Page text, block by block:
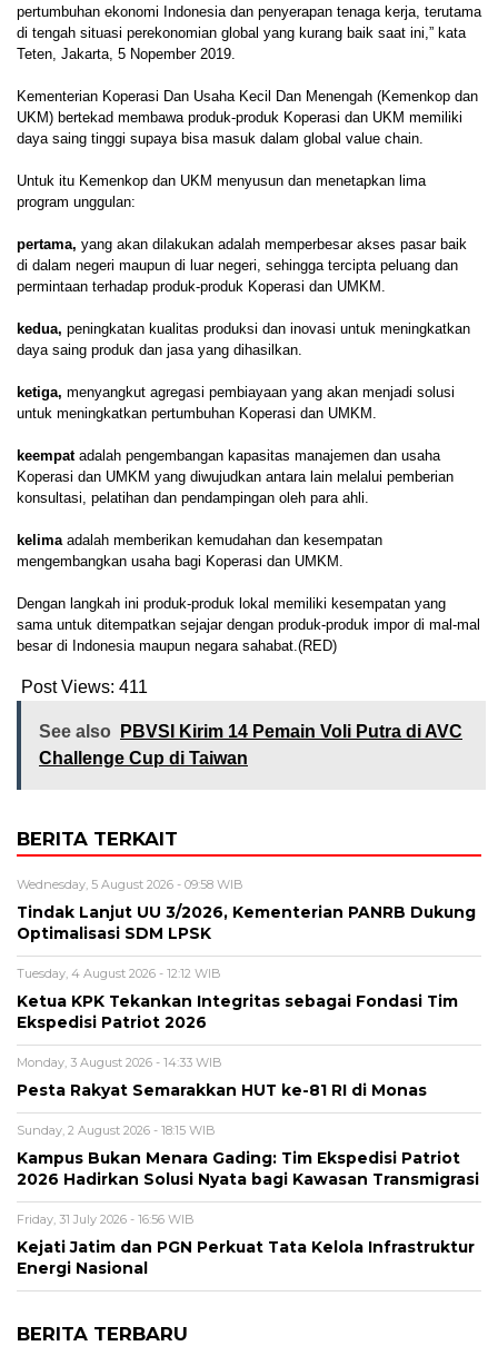
pertumbuhan ekonomi Indonesia dan penyerapan tenaga kerja, terutama
di tengah situasi perekonomian global yang kurang baik saat ini,” kata
Teten, Jakarta, 5 Nopember 2019.
Kementerian Koperasi Dan Usaha Kecil Dan Menengah (Kemenkop dan
UKM) bertekad membawa produk-produk Koperasi dan UKM memiliki
daya saing tinggi supaya bisa masuk dalam global value chain.
Untuk itu Kemenkop dan UKM menyusun dan menetapkan lima
program unggulan:
pertama, yang akan dilakukan adalah memperbesar akses pasar baik
di dalam negeri maupun di luar negeri, sehingga tercipta peluang dan
permintaan terhadap produk-produk Koperasi dan UMKM.
kedua, peningkatan kualitas produksi dan inovasi untuk meningkatkan
daya saing produk dan jasa yang dihasilkan.
ketiga, menyangkut agregasi pembiayaan yang akan menjadi solusi
untuk meningkatkan pertumbuhan Koperasi dan UMKM.
keempatadalah pengembangan kapasitas manajemen dan usaha
Koperasi dan UMKM yang diwujudkan antara lain melalui pemberian
konsultasi, pelatihan dan pendampingan oleh para ahli.
kelima adalah memberikan kemudahan dan kesempatan
mengembangkan usaha bagi Koperasi dan UMKM.
Dengan langkah ini produk-produk lokal memiliki kesempatan yang
sama untuk ditempatkan sejajar dengan produk-produk impor di mal-mal
besar di Indonesia maupun negara sahabat.(RED)
Post Views: 411
See also
PBVSI Kirim 14 Pemain Voli Putra di AVC
Challenge Cup di Taiwan
BERITA TERKAIT
Wednesday, 5 August 2026 - 09:58 WIB
Tindak Lanjut UU 3/2026, Kementerian PANRB Dukung
Optimalisasi SDM LPSK
Tuesday, 4 August 2026 - 12:12 WIB
Ketua KPK Tekankan Integritas sebagai Fondasi Tim
Ekspedisi Patriot 2026
Monday, 3 August 2026 - 14:33 WIB
Pesta Rakyat Semarakkan HUT ke-81 RI di Monas
Sunday, 2 August 2026 - 18:15 WIB
Kampus Bukan Menara Gading: Tim Ekspedisi Patriot
2026 Hadirkan Solusi Nyata bagi Kawasan Transmigrasi
Friday, 31 July 2026 - 16:56 WIB
Kejati Jatim dan PGN Perkuat Tata Kelola Infrastruktur
Energi Nasional
BERITA TERBARU